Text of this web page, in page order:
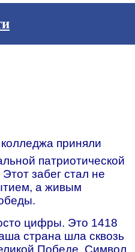
приняли
патриотической
забег стал не
а живым
цифры. Это 1418
страна шла сквозь
Победе. Символ